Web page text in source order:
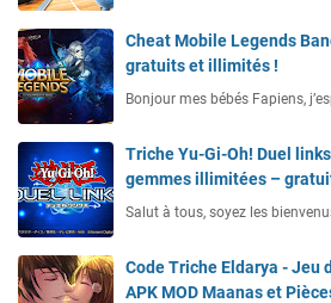
Cheat Mobile Legends
gratuits et illimités !
Bonjour mes bébés Fapiens,
Triche Yu-Gi-Oh! Duel
gemmes illimitées –
Salut à tous, soyez les
Code Triche Eldarya - Jeu
APK MOD Maanas et